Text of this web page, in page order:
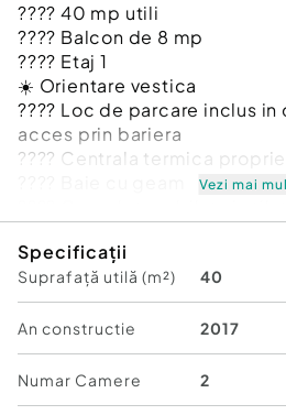
???? 40 mp utili
???? Balcon de 8 mp
???? Etaj 1
☀️ Orientare vestica
???? Loc de parcare inclus
acces prin bariera
???? Centrala termica proprie
Compartimentare:
✔ Living
✔ Bucatarie
✔ Dormitor
✔ Baie
✔ Balcon
Vezi mai
Specificații
Suprafață utilă (m²) 40
An constructie 2017
Numar Camere 2